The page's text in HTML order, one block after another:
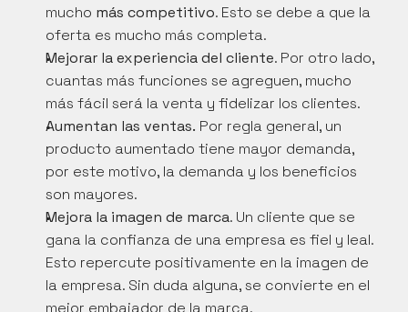
mucho más competitivo. Esto se debe a que la
oferta es mucho más completa.
Mejorar la experiencia del cliente. Por otro lado,
cuantas más funciones se agreguen, mucho
más fácil será la venta y fidelizar los clientes.
Aumentan las ventas. Por regla general, un
producto aumentado tiene mayor demanda,
por este motivo, la demanda y los beneficios
son mayores.
Mejora la imagen de marca. Un cliente que se
gana la confianza de una empresa es fiel y leal.
Esto repercute positivamente en la imagen de
la empresa. Sin duda alguna, se convierte en el
mejor embajador de la marca.